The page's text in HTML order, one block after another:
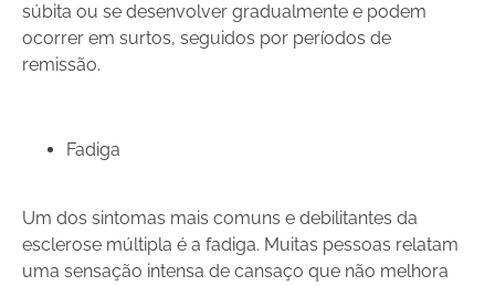
súbita ou se desenvolver gradualmente e podem
ocorrer em surtos, seguidos por períodos de
remissão.
Fadiga
Um dos sintomas mais comuns e debilitantes da
esclerose múltipla é a fadiga. Muitas pessoas relatam
uma sensação intensa de cansaço que não melhora